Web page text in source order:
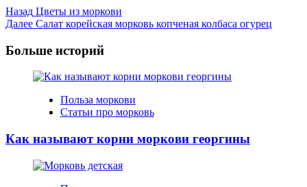
Post
Navigation
Назад Цветы из моркови
Далее Салат корейская морковь копченая колбаса огурец
Больше историй
Польза моркови
Статьи про морковь
Как называют корни моркови георгины